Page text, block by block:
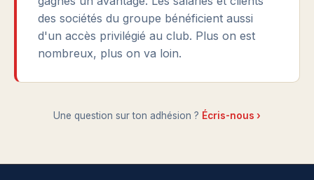
des sociétés du groupe bénéficient aussi
d'un accès privilégié au club. Plus on est
nombreux, plus on va loin.
Une question sur ton adhésion ? Écris-nous ›